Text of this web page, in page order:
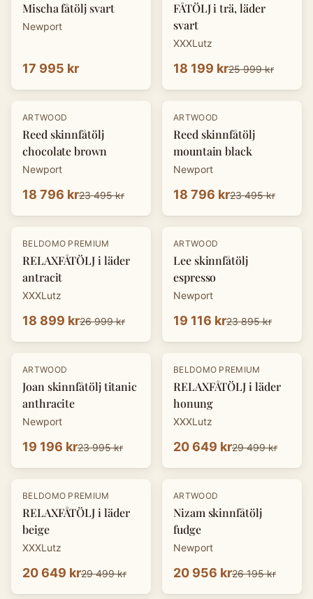
Mischa fåtölj svart
Newport
17 995 kr
FÅTÖLJ i trä, läder
svart
XXXLutz
18 199 kr25 999 kr
-20%
ARTWOOD
Reed skinnfåtölj
chocolate brown
Newport
18 796 kr23 495 kr
-20%
ARTWOOD
Reed skinnfåtölj
mountain black
Newport
18 796 kr23 495 kr
-30 %
BELDOMO PREMIUM
RELAXFÅTÖLJ i läder
antracit
XXXLutz
18 899 kr26 999 kr
-20%
ARTWOOD
Lee skinnfåtölj
espresso
Newport
19 116 kr23 895 kr
-20%
ARTWOOD
Joan skinnfåtölj titanic
anthracite
Newport
19 196 kr23 995 kr
-30 %
BELDOMO PREMIUM
RELAXFÅTÖLJ i läder
honung
XXXLutz
20 649 kr29 499 kr
-30 %
BELDOMO PREMIUM
RELAXFÅTÖLJ i läder
beige
XXXLutz
20 649 kr29 499 kr
-20%
ARTWOOD
Nizam skinnfåtölj
fudge
Newport
20 956 kr26 195 kr